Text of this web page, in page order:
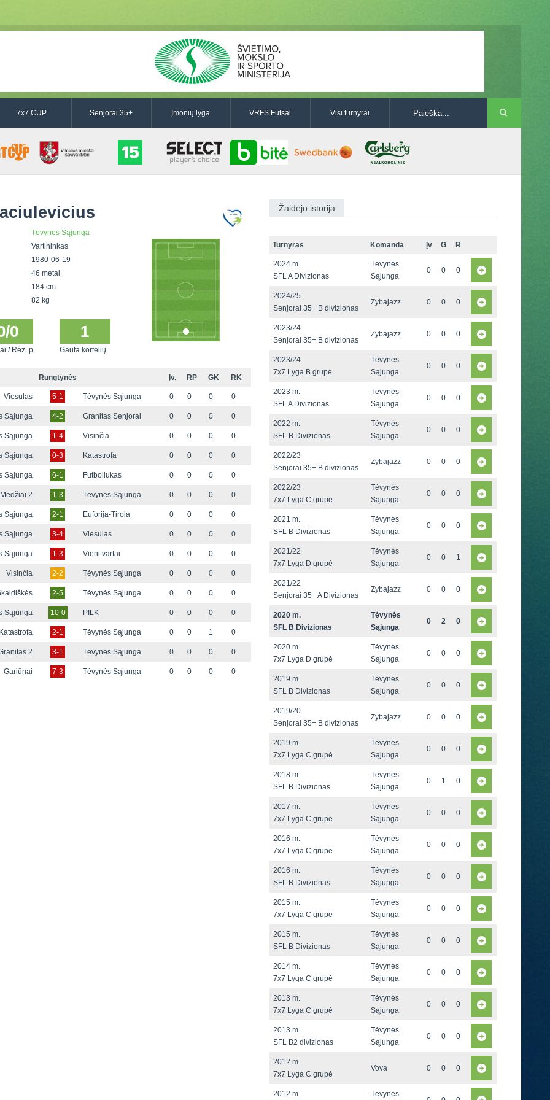
7x7 CUP Senjorai 35+ Įmonių lyga VRFS Futsal Visi turnyrai
Tėvynės Sąjunga
Vartininkas
1980-06-19
46 metai
184 cm
82 kg
0
/ Rez. p.
1
Gauta kortelių
Rungtynės Įv. RP GK RK
Viesulas 5-1 Tėvynės Sąjunga 0 0 0 0
Sąjunga 4-2 Granitas Senjorai 0 0 0 0
Sąjunga 1-4 Visinčia 0 0 0 0
Sąjunga 0-3 Katastrofa 0 0 0 0
Sąjunga 6-1 Futboliukas 0 0 0 0
2 1-3 Tėvynės Sąjunga 0 0 0 0
Sąjunga 2-1 Euforija-Tirola 0 0 0 0
Sąjunga 3-4 Viesulas 0 0 0 0
Sąjunga 1-3 Vieni vartai 0 0 0 0
Visinčia 2-2 Tėvynės Sąjunga 0 0 0 0
2-5 Tėvynės Sąjunga 0 0 0 0
Sąjunga 10-0 PILK 0 0 0 0
2-1 Tėvynės Sąjunga 0 0 1 0
2 3-1 Tėvynės Sąjunga 0 0 0 0
Gariūnai 7-3 Tėvynės Sąjunga 0 0 0 0
Žaidėjo istorija
Turnyras Komanda Įv G R
2024 m.
SFL A Divizionas
Tėvynės
Sąjunga
0 0 0
2024/25
Senjorai 35+ B divizionas
Zybajazz 0 0 0
2023/24
Senjorai 35+ B divizionas
Zybajazz 0 0 0
2023/24
7x7 Lyga B grupė
Tėvynės
Sąjunga
0 0 0
2023 m.
SFL A Divizionas
Tėvynės
Sąjunga
0 0 0
2022 m.
SFL B Divizionas
Tėvynės
Sąjunga
0 0 0
2022/23
Senjorai 35+ B divizionas
Zybajazz 0 0 0
2022/23
7x7 Lyga C grupė
Tėvynės
Sąjunga
0 0 0
2021 m.
SFL B Divizionas
Tėvynės
Sąjunga
0 0 0
2021/22
7x7 Lyga D grupė
Tėvynės
Sąjunga
0 0 1
2021/22
Senjorai 35+ A Divizionas
Zybajazz 0 0 0
2020 m.
SFL B Divizionas
Tėvynės
Sąjunga
0 2 0
2020 m.
7x7 Lyga D grupė
Tėvynės
Sąjunga
0 0 0
2019 m.
SFL B Divizionas
Tėvynės
Sąjunga
0 0 0
2019/20
Senjorai 35+ B divizionas
Zybajazz 0 0 0
2019 m.
7x7 Lyga C grupė
Tėvynės
Sąjunga
0 0 0
2018 m.
SFL B Divizionas
Tėvynės
Sąjunga
0 1 0
2017 m.
7x7 Lyga C grupė
Tėvynės
Sąjunga
0 0 0
2016 m.
7x7 Lyga C grupė
Tėvynės
Sąjunga
0 0 0
2016 m.
SFL B Divizionas
Tėvynės
Sąjunga
0 0 0
2015 m.
7x7 Lyga C grupė
Tėvynės
Sąjunga
0 0 0
2015 m.
SFL B Divizionas
Tėvynės
Sąjunga
0 0 0
2014 m.
7x7 Lyga C grupė
Tėvynės
Sąjunga
0 0 0
2013 m.
7x7 Lyga C grupė
Tėvynės
Sąjunga
0 0 0
2013 m.
SFL B2 divizionas
Tėvynės
Sąjunga
0 0 0
2012 m.
7x7 Lyga C grupė
Vova 0 0 0
2012 m. Tėvynės